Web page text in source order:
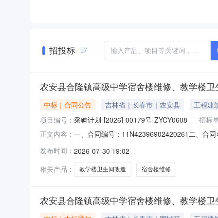
招投标 57
农安县合隆镇高级中学宿舍楼维修、教学楼
中标｜合同公告 吉林省｜长春市｜农安县
工程建
项目编号： 采购计划-[2026]-00179号-ZYCY0608
招标
正文内容： 一、合同编号：11N42396902420261二、合
系方式：0431-83431307供应商（乙方）：吉
发布时间： 2026-07-30 19:02
相关产品：
教学楼卫生间改造 宿舍楼维修
农安县合隆镇高级中学宿舍楼维修、教学楼